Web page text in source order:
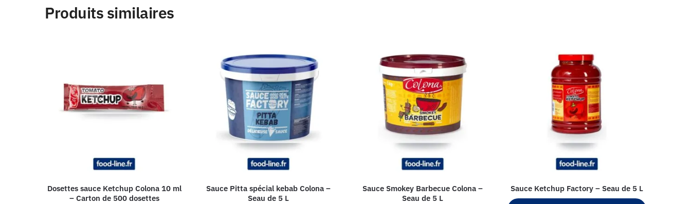
Produits similaires
Dosettes sauce Ketchup Colona 10 ml
– Carton de 500 dosettes
Sauce Pitta spécial kebab Colona –
Seau de 5 L
Sauce Smokey Barbecue Colona –
Seau de 5 L
Sauce Ketchup Factory – Seau de 5 L